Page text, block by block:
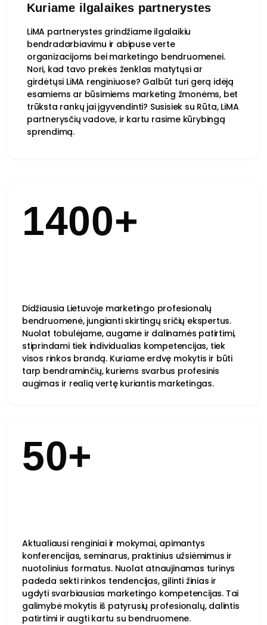
Kuriame ilgalaikes partnerystes
LiMA partnerystes grindžiame ilgalaikiu
bendradarbiavimu ir abipuse verte
organizacijoms bei marketingo bendruomenei.
Nori, kad tavo prekės ženklas matytųsi ar
girdėtųsi LiMA renginiuose? Galbūt turi gerą idėją
esamiems ar būsimiems marketing žmonėms, bet
trūksta rankų jai įgyvendinti? Susisiek su Rūta, LiMA
partnerysčių vadove, ir kartu rasime kūrybingą
sprendimą.
1400+
Didžiausia Lietuvoje marketingo profesionalų
bendruomenė, jungianti skirtingų sričių ekspertus.
Nuolat tobulėjame, augame ir dalinamės patirtimi,
stiprindami tiek individualias kompetencijas, tiek
visos rinkos brandą. Kuriame erdvę mokytis ir būti
tarp bendraminčių, kuriems svarbus profesinis
augimas ir realią vertę kuriantis marketingas.
50+
Aktualiausi renginiai ir mokymai, apimantys
konferencijas, seminarus, praktinius užsiėmimus ir
nuotolinius formatus. Nuolat atnaujinamas turinys
padeda sekti rinkos tendencijas, gilinti žinias ir
ugdyti svarbiausias marketingo kompetencijas. Tai
galimybė mokytis iš patyrusių profesionalų, dalintis
patirtimi ir augti kartu su bendruomene.